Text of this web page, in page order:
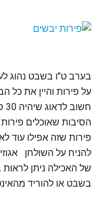
בערב ט"ו בשבט נהוג
על פירות והיין את כל
הסיבות שאוכלים
פירות שזה אפילו עוד
להניח על השולחן
של האכילה ניתן
בשבט או להוריד